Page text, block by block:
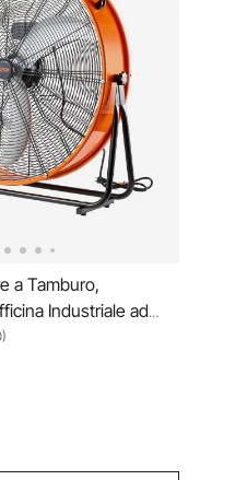
a Tamburo,
Industriale ad
13000 CFM 3
Regolabile a
per Uso